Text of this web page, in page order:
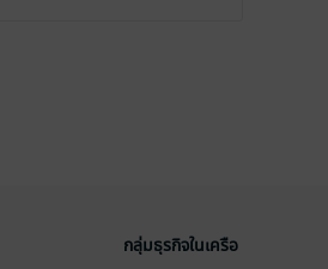
กลุ่มธุรกิจในเครือ